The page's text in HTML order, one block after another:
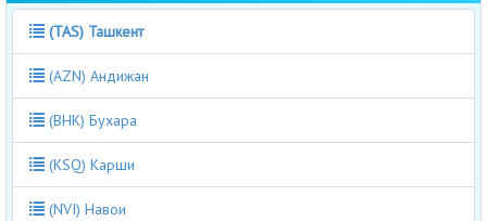
(TAS) Ташкент
(AZN) Андижан
(BHK) Бухара
(KSQ) Карши
(NVI) Навои